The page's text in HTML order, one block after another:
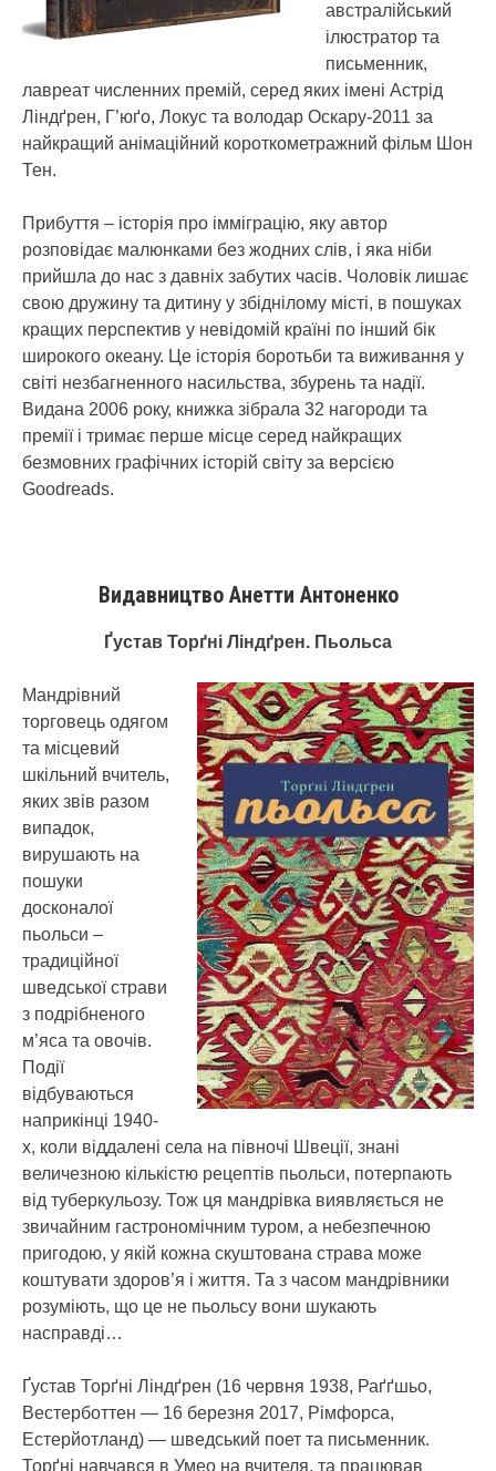
австралійський
ілюстратор та
письменник,
лавреат численних премій, серед яких імені Астрід
Ліндґрен, Г’юґо, Локус та володар Оскару-2011 за
найкращий анімаційний короткометражний фільм Шон
Тен.
Прибуття – історія про імміграцію, яку автор
розповідає малюнками без жодних слів, і яка ніби
прийшла до нас з давніх забутих часів. Чоловік лишає
свою дружину та дитину у збіднілому місті, в пошуках
кращих перспектив у невідомій країні по інший бік
широкого океану. Це історія боротьби та виживання у
світі незбагненного насильства, збурень та надії.
Видана 2006 року, книжка зібрала 32 нагороди та
премії і тримає перше місце серед найкращих
безмовних графічних історій світу за версією
Goodreads.
Видавництво Анетти Антоненко
Ґустав Торґні Ліндґрен. Пьольса
Мандрівний
торговець одягом
та місцевий
шкільний вчитель,
яких звів разом
випадок,
вирушають на
пошуки
досконалої
пьольси –
традиційної
шведської страви
з подрібненого
м’яса та овочів.
Події
відбуваються
наприкінці 1940-
х, коли віддалені села на півночі Швеції, знані
величезною кількістю рецептів пьольси, потерпають
від туберкульозу. Тож ця мандрівка виявляється не
звичайним гастрономічним туром, а небезпечною
пригодою, у якій кожна скуштована страва може
коштувати здоров’я і життя. Та з часом мандрівники
розуміють, що це не пьольсу вони шукають
насправді…
Ґустав Торґні Ліндґрен (16 червня 1938, Раґґшьо,
Вестерботтен — 16 березня 2017, Рімфорса,
Естерйотланд) — шведський поет та письменник.
Торґні навчався в Умео на вчителя, та працював